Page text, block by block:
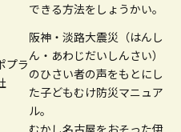
できる方法をしょうかい。
プラ
阪神・淡路大震災（はんし
ん・あわじだいしんさい）
のひさい者の声をもとにし
た子どもむけ防災マニュア
ル。
むかし名古屋をおそった伊